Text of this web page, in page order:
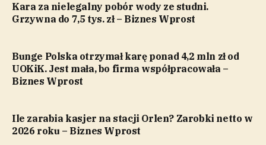
Kara za nielegalny pobór wody ze studni.
Grzywna do 7,5 tys. zł – Biznes Wprost
Bunge Polska otrzymał karę ponad 4,2 mln zł od
UOKiK. Jest mała, bo firma współpracowała –
Biznes Wprost
Ile zarabia kasjer na stacji Orlen? Zarobki netto w
2026 roku – Biznes Wprost